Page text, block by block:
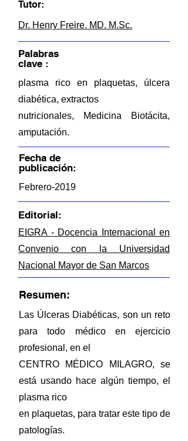
Tutor:
Dr. Henry Freire. MD. M.Sc.
Palabras
clave :
plasma rico en plaquetas, úlcera
diabética, extractos
nutricionales, Medicina Biotácita,
amputación.
Fecha de
publicación:
Febrero-2019
Editorial:
EIGRA - Docencia Internacional en
Convenio con la Universidad
Nacional Mayor de San Marcos
Resumen:
Las Úlceras Diabéticas, son un reto
para todo médico en ejercicio
profesional, en el
CENTRO MÉDICO MILAGRO, se
está usando hace algún tiempo, el
plasma rico
en plaquetas, para tratar este tipo de
patologías.